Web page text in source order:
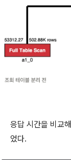
응답 시간을 비교
었다.